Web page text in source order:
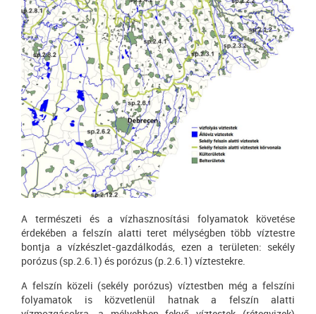
A természeti és a vízhasznosítási folyamatok követése
érdekében a felszín alatti teret mélységben több víztestre
bontja a vízkészlet-gazdálkodás, ezen a területen: sekély
porózus (sp.2.6.1) és porózus (p.2.6.1) víztestekre.
A felszín közeli (sekély porózus) víztestben még a felszíni
folyamatok is közvetlenül hatnak a felszín alatti